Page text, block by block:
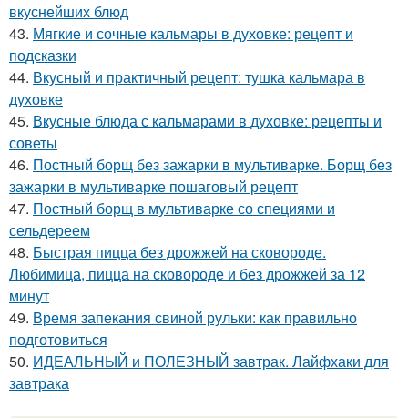
вкуснейших блюд
43. Мягкие и сочные кальмары в духовке: рецепт и
подсказки
44. Вкусный и практичный рецепт: тушка кальмара в
духовке
45. Вкусные блюда с кальмарами в духовке: рецепты и
советы
46. Постный борщ без зажарки в мультиварке. Борщ без
зажарки в мультиварке пошаговый рецепт
47. Постный борщ в мультиварке со специями и
сельдереем
48. Быстрая пицца без дрожжей на сковороде.
Любимица, пицца на сковороде и без дрожжей за 12
минут
49. Время запекания свиной рульки: как правильно
подготовиться
50. ИДЕАЛЬНЫЙ и ПОЛЕЗНЫЙ завтрак. Лайфхаки для
завтрака